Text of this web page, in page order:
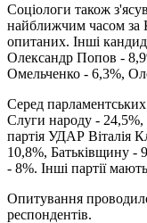
Соціологи також
найближчим часом за
опитаних. Інші
Олександр Попов -
Омельченко - 6,3%,
Серед
Слуги народу - 24,5%,
партія УДАР Віталія
10,8%, Батьківщину -
- 8%. Інші партії
Опитування
респондентів.